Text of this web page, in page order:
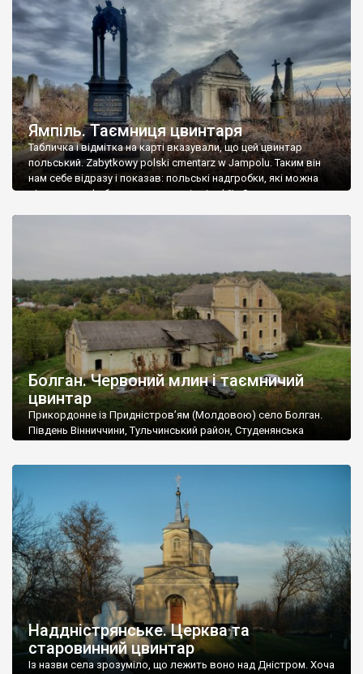
Ямпіль. Таємниця цвинтаря
Табличка і відмітка на карті вказували, що цей цвинтар
польський. Zabytkowy polski cmentarz w Jampolu. Таким він
нам себе відразу і показав: польські надгробки, які можна
віднести до фабричних, польські епітафії… Загалом цвинтар
Болган. Червоний млин і таємничий
цвинтар
Прикордонне із Придністров’ям (Молдовою) село Болган.
Південь Вінниччини, Тульчинський район, Студенянська
старовинний цвинтар із кам’яними хрестами. Всі епітафії, які
збереглися, написані кирилицею, церковнослов’янською
мовою. За всіма традиційними ознаками – цвинтар
український. Хрести датуються 19 століттям. У 1924-1940
роках Болган […]
Наддністрянське. Церква та
старовинний цвинтар
Із назви села зрозуміло, що лежить воно над Дністром. Хоча